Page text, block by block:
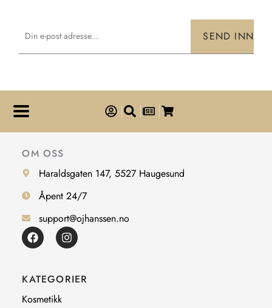
SEND INN
OM OSS
Haraldsgaten 147, 5527 Haugesund
Åpent 24/7
support@ojhanssen.no
F
a
b
o
o
I
n
a
g
KATEGORIER
Kosmetikk